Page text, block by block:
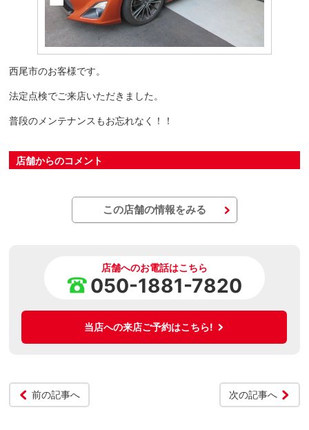
西尾市のお客様です。
法定点検でご来店いただきました。
普段のメンテナンスもお忘れなく！！
店舗からのコメント
この店舗の情報をみる
店舗へのお電話はこちら
050-1881-7820
当店への来店ご予約はこちら!
前の記事へ 次の記事へ